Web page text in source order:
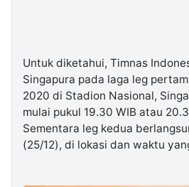
Untuk diketahui, Timnas
Singapura pada laga leg
2020 di Stadion Nasional,
mulai pukul 19.30 WIB atau
Sementara leg kedua
(25/12), di lokasi dan waktu